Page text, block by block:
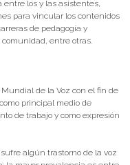
los y las asistentes,
para vincular los contenidos
de pedagogía y
entre otras.
Mundial de la Voz con el fin de
principal medio de
de trabajo y como expresión
algún trastorno de la voz